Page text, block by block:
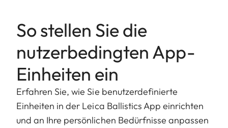
So stellen Sie die
nutzerbedingten App-
Einheiten ein
Erfahren Sie, wie Sie benutzerdefinierte
Einheiten in der Leica Ballistics App einrichten
und an Ihre persönlichen Bedürfnisse anpassen